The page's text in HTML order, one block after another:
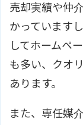
売却実績や仲
かっています
してホームペ
も多い、クオ
あります。
また、専任媒